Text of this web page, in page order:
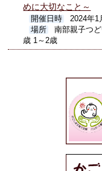
めに大切なこと～
開催日時
2024年1
場所
南部親子つ
歳 1～2歳